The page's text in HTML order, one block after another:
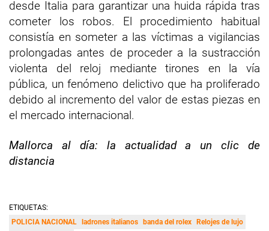
desde Italia para garantizar una huida rápida tras
cometer los robos. El procedimiento habitual
consistía en someter a las víctimas a vigilancias
prolongadas antes de proceder a la sustracción
violenta del reloj mediante tirones en la vía
pública, un fenómeno delictivo que ha proliferado
debido al incremento del valor de estas piezas en
el mercado internacional.
Mallorca al día: la actualidad a un clic de
distancia
ETIQUETAS:
POLICIA NACIONAL ladrones italianos banda del rolex Relojes de lujo